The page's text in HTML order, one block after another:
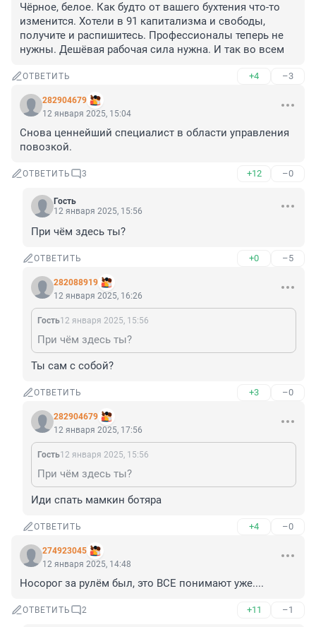
Чёрное, белое. Как будто от вашего бухтения что-то
изменится. Хотели в 91 капитализма и свободы,
получите и распишитесь. Профессионалы теперь не
нужны. Дешёвая рабочая сила нужна. И так во всем
ОТВЕТИТЬ +4 –3
282904679
12 января 2025, 15:04
Снова ценнейший специалист в области управления
повозкой.
ОТВЕТИТЬ 3 +12 –0
Гость
12 января 2025, 15:56
При чём здесь ты?
ОТВЕТИТЬ +0 –5
282088919
12 января 2025, 16:26
Гость12 января 2025, 15:56
При чём здесь ты?
Ты сам с собой?
ОТВЕТИТЬ +3 –0
282904679
12 января 2025, 17:56
Гость12 января 2025, 15:56
При чём здесь ты?
Иди спать мамкин ботяра
ОТВЕТИТЬ +4 –0
274923045
12 января 2025, 14:48
Носорог за рулём был, это ВСЕ понимают уже....
ОТВЕТИТЬ 2 +11 –1